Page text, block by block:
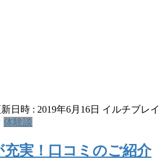
日時 : 2019年6月16日 イルチブレイ
体験談
充実！口コミのご紹介